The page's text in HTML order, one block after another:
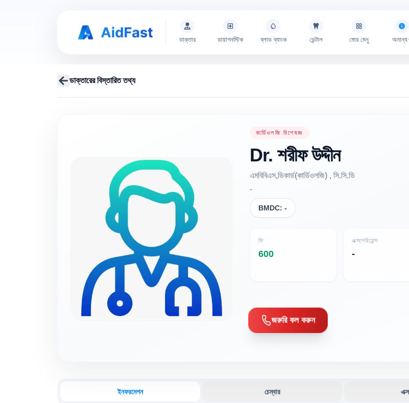
ডাক্তার ডায়াগনস্টিক ব্লাড ব্যাংক ডেন্টাল মোর মেনু অনান্য
ডাক্তারের বিস্তারিত তথ্য
কার্ডিওলজি বিশেষজ্ঞ
Dr. শরীফ উদ্দীন
এমবিবিএস,ডিকার্ড(কার্ডিওলজি) , সি.সি.ডি
-
BMDC: -
ফি
600
এক্সপেরিয়েন্স
-
জরুরি কল করুন
ইনফরমেশন চেম্বার